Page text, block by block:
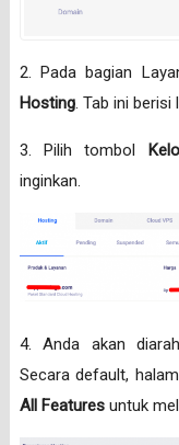
2. Pada bagian
Hosting. Tab ini berisi
3. Pilih tombol
inginkan.
4. Anda akan
Secara default,
All Featuresuntuk